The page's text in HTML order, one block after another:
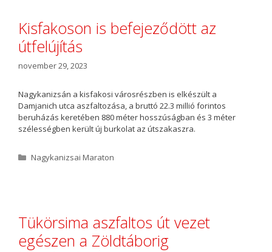
r
i
a
Kisfakoson is befejeződött az
útfelújítás
november 29, 2023
Nagykanizsán a kisfakosi városrészben is elkészült a
Damjanich utca aszfaltozása, a bruttó 22.3 millió forintos
beruházás keretében 880 méter hosszúságban és 3 méter
szélességben került új burkolat az útszakaszra.
K
r
i
a
Nagykanizsai Maraton
Tükörsima aszfaltos út vezet
egészen a Zöldtáborig